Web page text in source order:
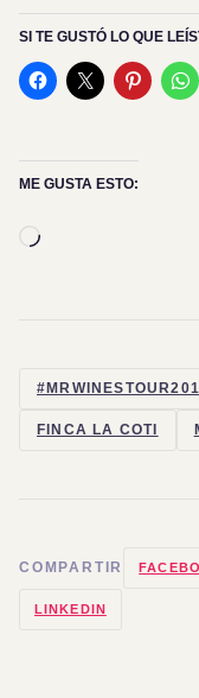
SI TE GUSTÓ LO QUE
ME GUSTA ESTO:
Cargando...
FINCA LA COTI
COMPARTIR
LINKEDIN